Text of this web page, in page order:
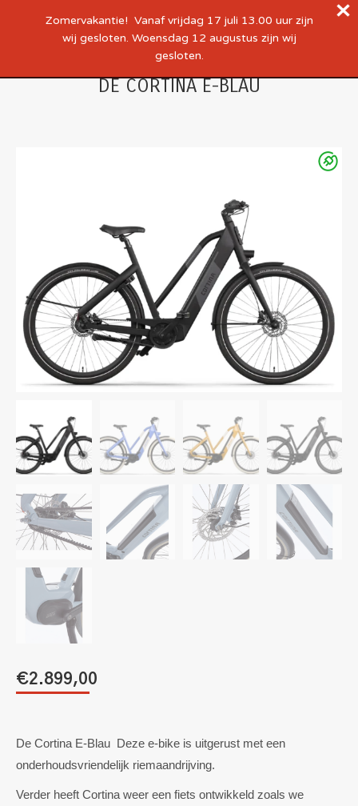
DE CORTINA E-BLAU
€2.899,00
De Cortina E-Blau Deze e-bike is uitgerust met een
onderhoudsvriendelijk riemaandrijving.
Verder heeft Cortina weer een fiets ontwikkeld zoals we
Zomervakantie! Vanaf vrijdag 17 juli 13.00 uur zijn
wij gesloten. Woensdag 12 augustus zijn wij
gesloten.